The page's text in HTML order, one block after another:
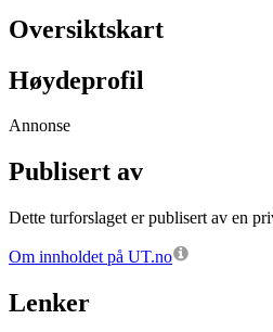
Oversiktskart
Høydeprofil
Annonse
Publisert av
Dette turforslaget er publisert av en
Om innholdet på UT.no
Lenker